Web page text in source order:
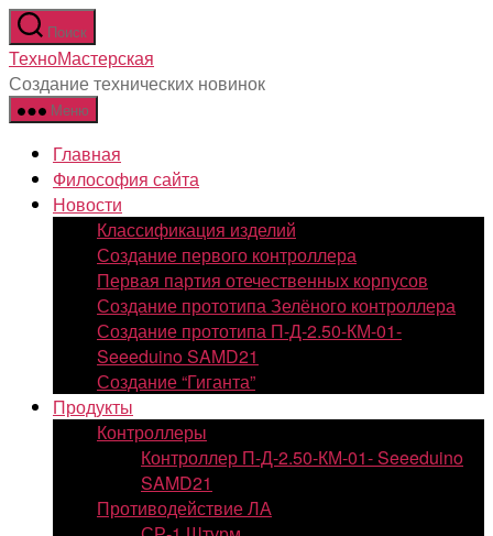
Перейти
к
содержимому
Поиск
ТехноМастерская
Создание технических новинок
Меню
Главная
Философия сайта
Новости
Классификация изделий
Создание первого контроллера
Первая партия отечественных корпусов
Создание прототипа Зелёного контроллера
Создание прототипа П-Д-2.50-КМ-01-
Seeeduino SAMD21
Создание “Гиганта”
Продукты
Контроллеры
Контроллер П-Д-2.50-КМ-01- Seeeduino
SAMD21
Противодействие ЛА